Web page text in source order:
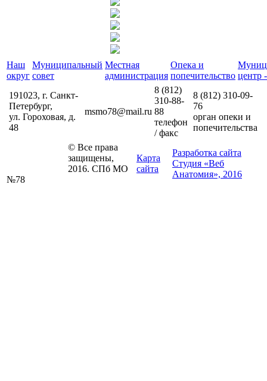
Наш
округ
Муниципальный
совет
Местная
администрация
Опека и
попечительство центр
191023, г. Санкт-
Петербург,
ул. Гороховая, д.
48
msmo78@mail.ru
8 (812)
310-88-
88
телефон
/ факс
8 (812) 310-09-
76
орган опеки и
попечительства
© Все права
защищены,
2016. СПб МО
№78
Карта
сайта
Разработка сайта
Студия «Веб
Анатомия», 2016